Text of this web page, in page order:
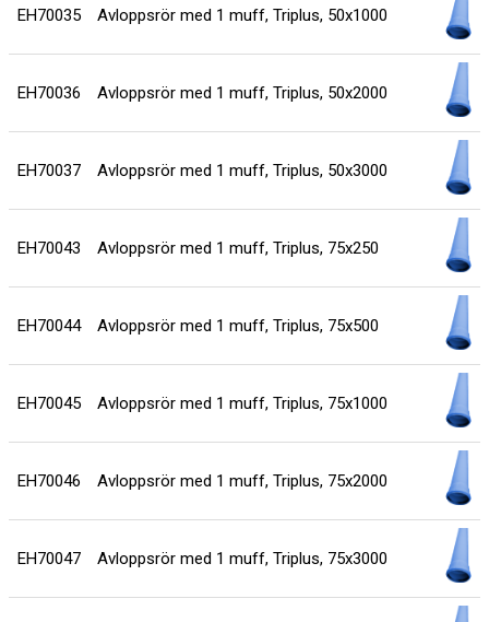
EH70035 Avloppsrör med 1 muff, Triplus, 50x1000
EH70036 Avloppsrör med 1 muff, Triplus, 50x2000
EH70037 Avloppsrör med 1 muff, Triplus, 50x3000
EH70043 Avloppsrör med 1 muff, Triplus, 75x250
EH70044 Avloppsrör med 1 muff, Triplus, 75x500
EH70045 Avloppsrör med 1 muff, Triplus, 75x1000
EH70046 Avloppsrör med 1 muff, Triplus, 75x2000
EH70047 Avloppsrör med 1 muff, Triplus, 75x3000